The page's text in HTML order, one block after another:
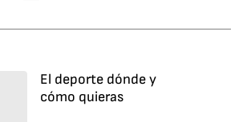
El deporte dónde y
cómo quieras